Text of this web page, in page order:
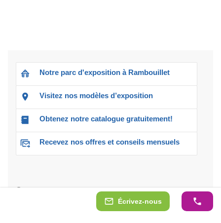
Écrivez-nous
Notre parc d'exposition à Rambouillet
Visitez nos modèles d’exposition
Obtenez notre catalogue gratuitement!
Recevez nos offres et conseils mensuels
Contactez-nous